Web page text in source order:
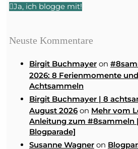
Ja, ich blogge mit!
Neuste Kommentare
Birgit Buchmayer on
2026: 8 Ferienmomente
Achtsammeln
Birgit Buchmayer | 8
August 2026 on Mehr vom
Anleitung zum #8sammeln
Blogparade]
Susanne Wagner on